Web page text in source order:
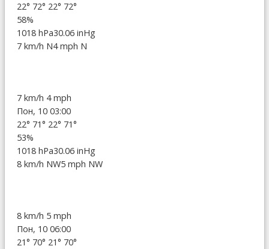
22° 72° 22° 72°
58%
1018 hPa30.06 inHg
7 km/h N4 mph N
7 km/h 4 mph
Пон, 10 03:00
22° 71° 22° 71°
53%
1018 hPa30.06 inHg
8 km/h NW5 mph NW
8 km/h 5 mph
Пон, 10 06:00
21° 70° 21° 70°